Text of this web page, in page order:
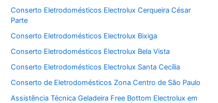
Conserto Eletrodomésticos Electrolux Cerqueira César
Parte
Conserto Eletrodomésticos Electrolux Bixiga
Conserto Eletrodomésticos Electrolux Bela Vista
Conserto Eletrodomésticos Electrolux Santa Cecília
Conserto de Eletrodomésticos Zona Centro de São Paulo
Assistência Técnica Geladeira Free Bottom Electrolux em